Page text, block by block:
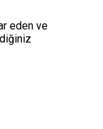
eden ve